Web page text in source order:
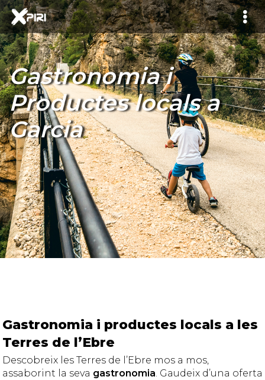
Gastronomia i
Productes locals a
Garcia
Gastronomia i productes locals a les
Terres de l’Ebre
Descobreix les Terres de l’Ebre mos a mos,
assaborint la seva gastronomia. Gaudeix d’una oferta